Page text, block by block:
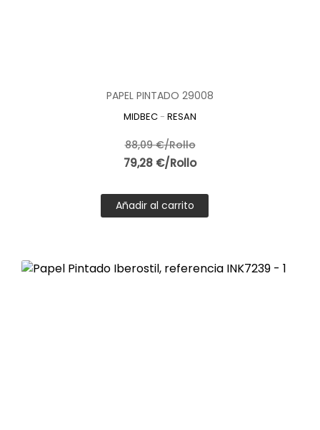
PAPEL PINTADO 29008
MIDBEC- RESAN
88,09 €/Rollo
79,28 €/Rollo
Añadir al carrito